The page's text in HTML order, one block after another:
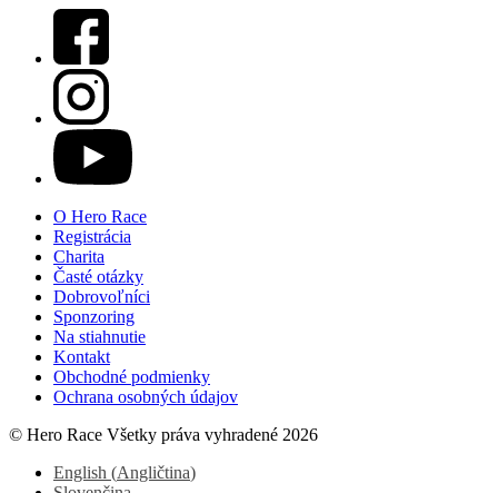
O Hero Race
Registrácia
Charita
Časté otázky
Dobrovoľníci
Sponzoring
Na stiahnutie
Kontakt
Obchodné podmienky
Ochrana osobných údajov
© Hero Race Všetky práva vyhradené 2026
English (Angličtina)